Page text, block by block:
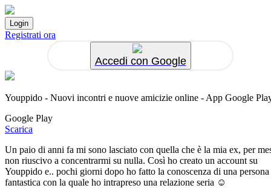
Registrati ora
Accedi con Google
Youppido - Nuovi incontri e nuove amicizie online - App Google
Google Play
Scarica
Un paio di anni fa mi sono lasciato con quella che è la mia ex, per
non riuscivo a concentrarmi su nulla. Così ho creato un account su
Youppido e.. pochi giorni dopo ho fatto la conoscenza di una persona
fantastica con la quale ho intrapreso una relazione seria ☺️